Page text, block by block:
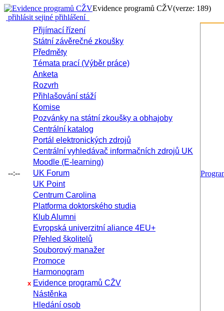
Evidence programů CŽV(verze: 189)
přihlásit sejiné přihlášení
--:--
Přijímací řízení
Státní závěrečné zkoušky
Předměty
Témata prací (Výběr práce)
Anketa
Rozvrh
Přihlašování stáží
Komise
Pozvánky na státní zkoušky a obhajoby
Centrální katalog
Portál elektronických zdrojů
Centrální vyhledávač informačních zdrojů UK
Moodle (E-learning)
UK Forum
UK Point
Centrum Carolina
Platforma doktorského studia
Klub Alumni
Evropská univerzitní aliance 4EU+
Přehled školitelů
Souborový manažer
Promoce
Harmonogram
x Evidence programů CŽV
Nástěnka
Hledání osob